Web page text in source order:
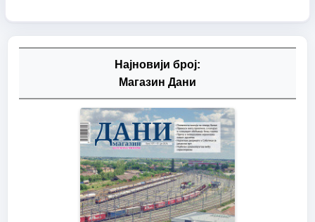
Најновији број:
Магазин Дани